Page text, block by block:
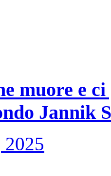
muore e
Jannik
2025